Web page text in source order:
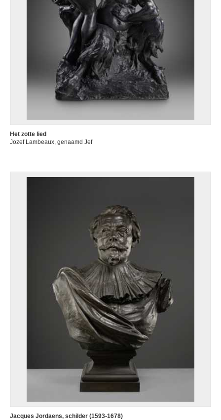
Het zotte lied
Jozef Lambeaux, genaamd Jef
Jacques Jordaens, schilder (1593-1678)